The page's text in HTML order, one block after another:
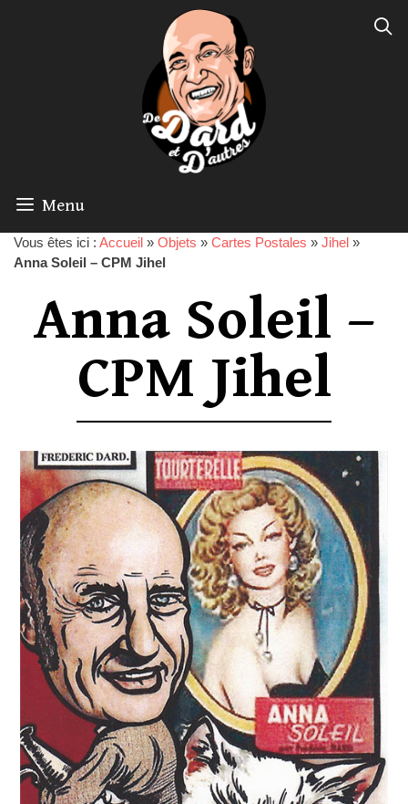
Menu
Vous êtes ici : Accueil » Objets » Cartes Postales » Jihel »
Anna Soleil – CPM Jihel
Anna Soleil –
CPM Jihel